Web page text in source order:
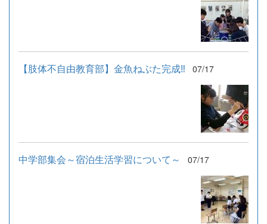
【肢体不自由教育部】金魚ねぶた完成‼ 07/17
中学部集会～宿泊生活学習について～ 07/17